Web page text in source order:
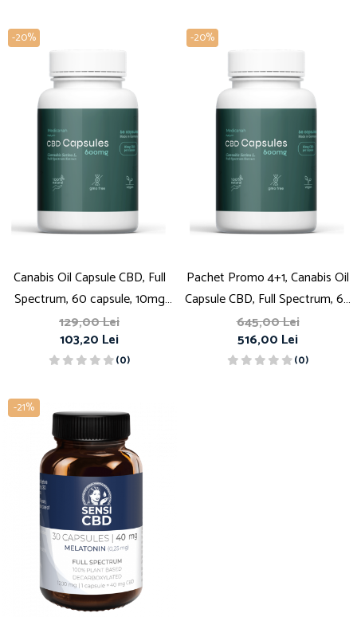
-20%
Canabis Oil Capsule CBD, Full
Spectrum, 60 capsule, 10mg
(600mg)
129,00 Lei
103,20 Lei
(0)
-20%
Pachet Promo 4+1, Canabis Oil
Capsule CBD, Full Spectrum, 60
capsule, 10mg (600mg)
645,00 Lei
516,00 Lei
(0)
-21%